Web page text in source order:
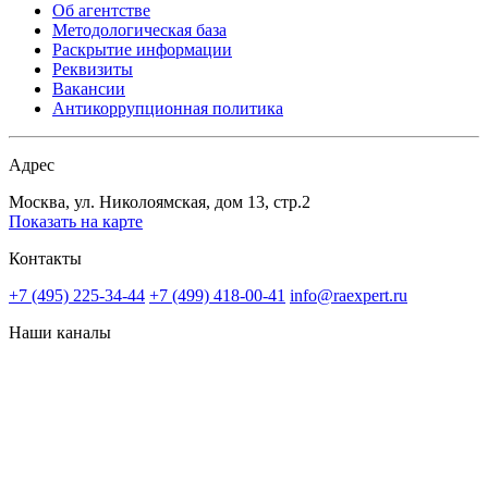
Об агентстве
Методологическая база
Раскрытие информации
Реквизиты
Вакансии
Антикоррупционная политика
Адрес
Москва, ул. Николоямская, дом 13, стр.2
Показать на карте
Контакты
+7 (495) 225-34-44 +7 (499) 418-00-41 info@raexpert.ru
Наши каналы